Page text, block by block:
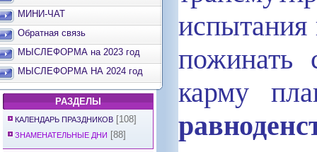
МИНИ-ЧАТ
Обратная связь
МЫСЛЕФОРМА на 2023 год
МЫСЛЕФОРМА НА 2024 год
РАЗДЕЛЫ
КАЛЕНДАРЬ ПРАЗДНИКОВ [108]
ЗНАМЕНАТЕЛЬНЫЕ ДНИ [88]
испытания
пожинать
карму